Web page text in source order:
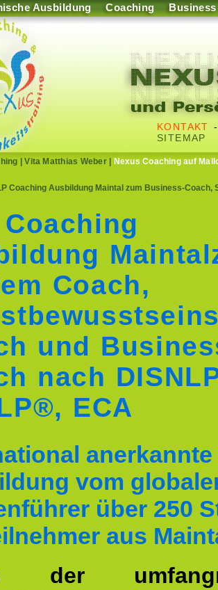
Ausbildung Coaching Business
KONTAKT
SITEMAP
|Vita Matthias Weber| Nexus Coaching auf
Coaching Ausbildung Maintal zum Business-
Coaching
Coach,
und
nach
ECA
vom
über 250
aus
der